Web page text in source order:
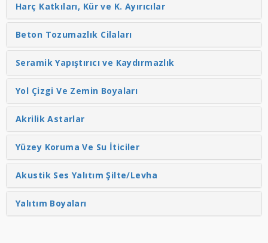
Harç Katkıları, Kür ve K. Ayırıcılar
Beton Tozumazlık Cilaları
Seramik Yapıştırıcı ve Kaydırmazlık
Yol Çizgi Ve Zemin Boyaları
Akrilik Astarlar
Yüzey Koruma Ve Su İticiler
Akustik Ses Yalıtım Şilte/Levha
Yalıtım Boyaları